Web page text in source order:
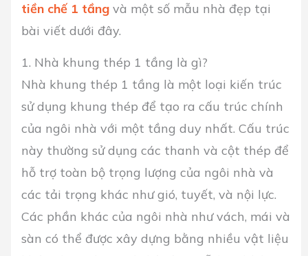
tiền chế 1 tầngvà một số mẫu nhà đẹp tại
bài viết dưới đây.
1. Nhà khung thép 1 tầng là gì?
Nhà khung thép 1 tầng là một loại kiến trúc
sử dụng khung thép để tạo ra cấu trúc chính
của ngôi nhà với một tầng duy nhất. Cấu trúc
này thường sử dụng các thanh và cột thép để
hỗ trợ toàn bộ trọng lượng của ngôi nhà và
các tải trọng khác như gió, tuyết, và nội lực.
Các phần khác của ngôi nhà như vách, mái và
sàn có thể được xây dựng bằng nhiều vật liệu